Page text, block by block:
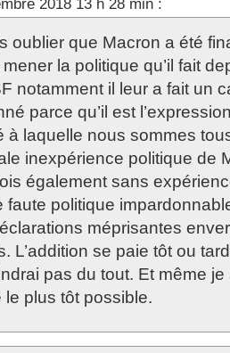
2018 13 h 28 min :
oublier que Macron a été
la politique qu’il fait
notamment il leur a fait un
parce qu’il est
à laquelle nous sommes
inexpérience politique de
également sans
faute politique
méprisantes
L’addition se paie tôt ou
pas du tout. Et même
le plus tôt possible.